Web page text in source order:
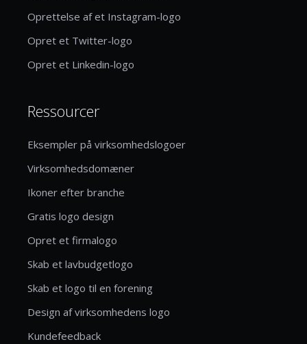
Oprettelse af et Instagram-logo
Opret et Twitter-logo
Opret et Linkedin-logo
Ressourcer
Eksempler på virksomhedslogoer
Virksomhedsdomæner
Ikoner efter branche
Gratis logo design
Opret et firmalogo
Skab et lavbudgetlogo
Skab et logo til en forening
Design af virksomhedens logo
Kundefeedback